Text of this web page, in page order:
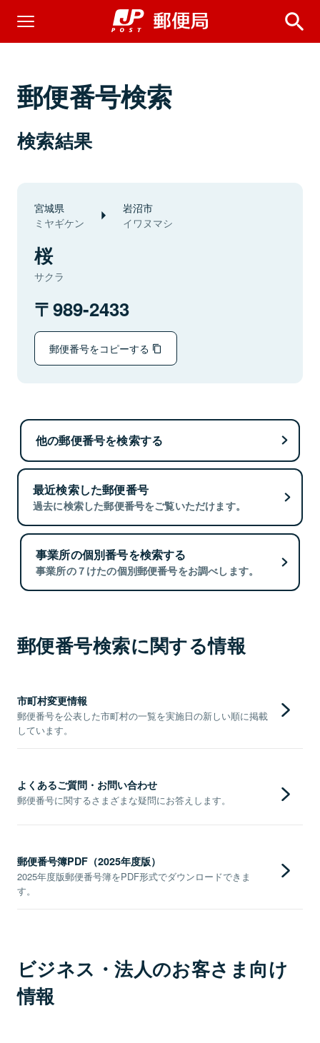
郵便番号検索
検索結果
宮城県
ミヤギケン
岩沼市
イワヌマシ
桜
サクラ
989-2433
郵便番号をコピーする
他の郵便番号を検索する
最近検索した郵便番号
過去に検索した郵便番号をご覧いただけます。
事業所の個別番号を検索する
事業所の７けたの個別郵便番号をお調べします。
郵便番号検索に関する情報
市町村変更情報
郵便番号を公表した市町村の一覧を実施日の新しい順に掲載
しています。
よくあるご質問・お問い合わせ
郵便番号に関するさまざまな疑問にお答えします。
郵便番号簿PDF（2025年度版）
2025年度版郵便番号簿をPDF形式でダウンロードできま
す。
ビジネス・法人のお客さま向け
情報